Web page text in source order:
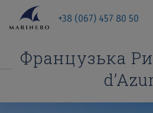
+38 (067) 457 80 50
Французька